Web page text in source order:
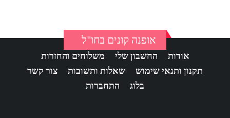
אופנה קונים בחו"ל
אודות החשבון שלי
משלוחים והחזרות
תקנון ותנאי שימוש
שאלות ותשובות
צור קשר
בלוג
התחברות